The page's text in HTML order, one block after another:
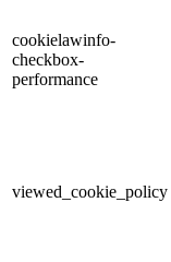
cookielawinfo-
checkbox-
performance
viewed_cookie_policy